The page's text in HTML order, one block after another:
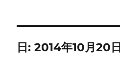
日:2014年10月20日